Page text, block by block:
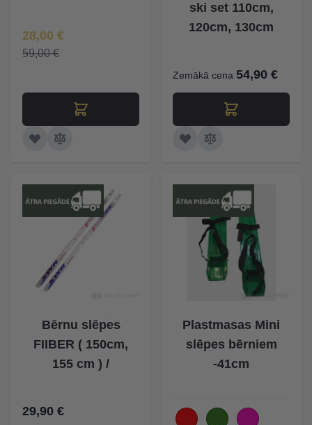
Īpaša Cena
28,00 €
59,00 €
ski set 110cm,
120cm, 130cm
Zemākā cena 54,90 €
Bērnu slēpes
FIIBER ( 150cm,
155 cm ) /
29,90 €
Plastmasas Mini
slēpes bērniem
-41cm